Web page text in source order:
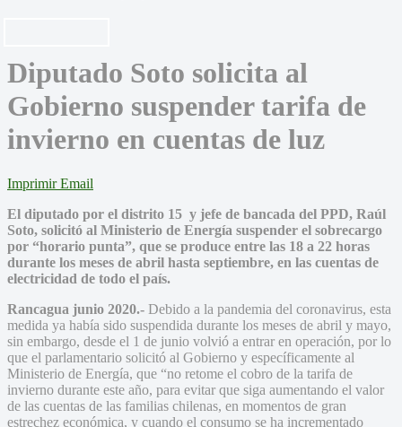
Diputado Soto solicita al
Gobierno suspender tarifa de
invierno en cuentas de luz
Imprimir Email
El diputado por el distrito 15 y jefe de bancada del PPD, Raúl
Soto, solicitó al Ministerio de Energía suspender el sobrecargo
por “horario punta”, que se produce entre las 18 a 22 horas
durante los meses de abril hasta septiembre, en las cuentas de
electricidad de todo el país.
Rancagua junio 2020.- Debido a la pandemia del coronavirus, esta
medida ya había sido suspendida durante los meses de abril y mayo,
sin embargo, desde el 1 de junio volvió a entrar en operación, por lo
que el parlamentario solicitó al Gobierno y específicamente al
Ministerio de Energía, que “no retome el cobro de la tarifa de
invierno durante este año, para evitar que siga aumentando el valor
de las cuentas de las familias chilenas, en momentos de gran
estrechez económica, y cuando el consumo se ha incrementado